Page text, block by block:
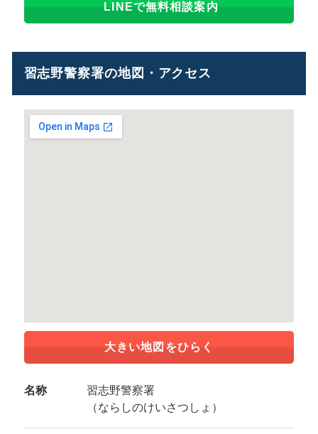
LINEで無料相談案内
習志野警察署の地図・アクセス
大きい地図をひらく
名称
習志野警察署
（ならしのけいさつしょ）